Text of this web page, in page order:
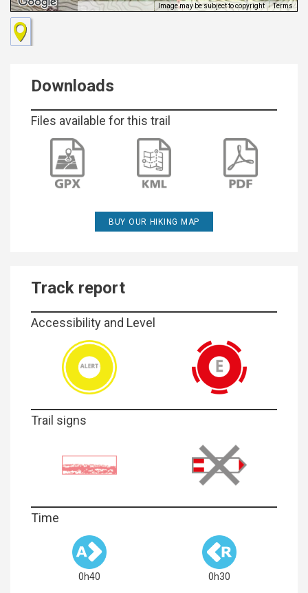
Image may be subject to copyright Terms
Downloads
Files available for this trail
BUY OUR HIKING MAP
Track report
Accessibility and Level
Trail signs
Time
0h40 0h30